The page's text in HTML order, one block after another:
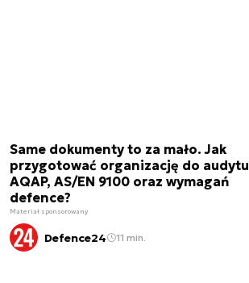
Same dokumenty to za mało. Jak
przygotować organizację do audytu
AQAP, AS/EN 9100 oraz wymagań
defence?
Materiał sponsorowany
Defence24 11 min.